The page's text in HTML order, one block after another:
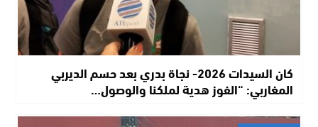
كان السيدات 2026- نجاة بدري بعد حسم الديربي
المغاربي: “الفوز هدية لملكنا والوصول…